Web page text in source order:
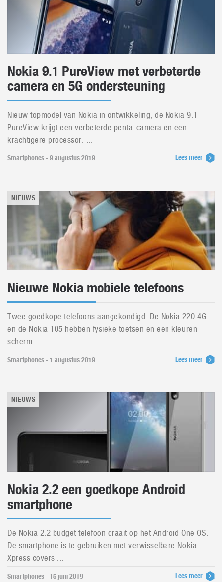
Nokia 9.1 PureView met verbeterde
camera en 5G ondersteuning
Nieuw topmodel van Nokia in ontwikkeling, de Nokia 9.1
PureView krijgt een verbeterde penta-camera en een
krachtigere processor. ...
Smartphones - 9 augustus 2019 Lees meer
NIEUWS
Nieuwe Nokia mobiele telefoons
Twee goedkope telefoons aangekondigd. De Nokia 220 4G
en de Nokia 105 hebben fysieke toetsen en een kleuren
scherm....
Smartphones - 1 augustus 2019 Lees meer
NIEUWS
Nokia 2.2 een goedkope Android
smartphone
De Nokia 2.2 budget telefoon draait op het Android One OS.
De smartphone is te gebruiken met verwisselbare Nokia
Xpress covers....
Smartphones - 15 juni 2019 Lees meer